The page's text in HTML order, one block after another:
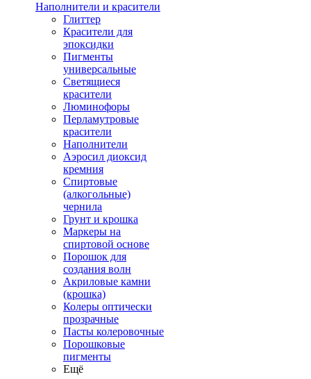
Наполнители и красители
Глиттер
Красители для
эпоксидки
Пигменты
универсальные
Светящиеся
красители
Люминофоры
Перламутровые
красители
Наполнители
Аэросил диоксид
кремния
Спиртовые
(алкогольные)
чернила
Грунт и крошка
Маркеры на
спиртовой основе
Порошок для
создания волн
Акриловые камни
(крошка)
Колеры оптически
прозрачные
Пасты колеровочные
Порошковые
пигменты
Ещё